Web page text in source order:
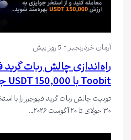
آرمان خردرنجبر 5 روز پیش
راه‌اندازی چالش ربات گرید
Toobit با 150,000 USDT جایزه
۳۰ جولای تا ۲۰ آگوست ۲۰۲۶…